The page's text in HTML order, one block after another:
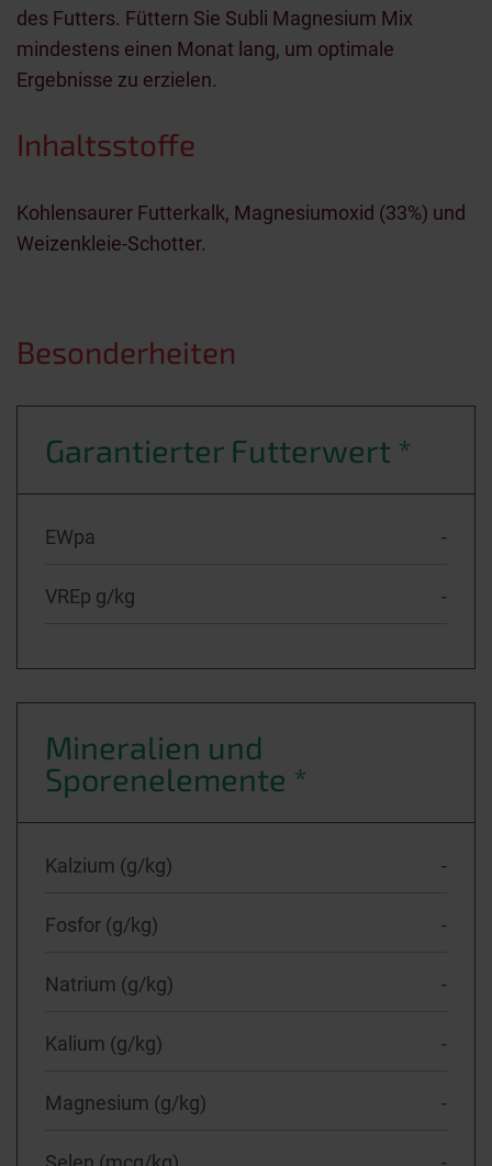
des Futters. Füttern Sie Subli Magnesium Mix
mindestens einen Monat lang, um optimale
Ergebnisse zu erzielen.
Inhaltsstoffe
Kohlensaurer Futterkalk, Magnesiumoxid (33%) und
Weizenkleie-Schotter.
Besonderheiten
Garantierter Futterwert *
EWpa -
VREp g/kg -
Mineralien und
Sporenelemente *
Kalzium (g/kg) -
Fosfor (g/kg) -
Natrium (g/kg) -
Kalium (g/kg) -
Magnesium (g/kg) -